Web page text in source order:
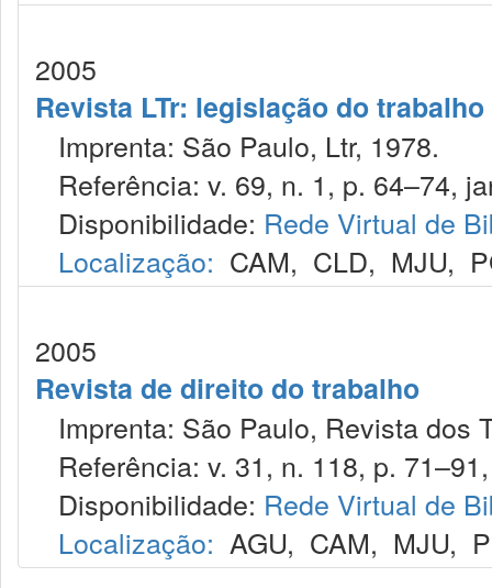
2005
Revista LTr: legislação do trabalho
Imprenta: São Paulo, Ltr, 1978.
Referência: v. 69, n. 1, p. 64–74,
Disponibilidade: Rede Virtual de
Localização: CAM, CLD, MJU,
2005
Revista de direito do trabalho
Imprenta: São Paulo, Revista dos
Referência: v. 31, n. 118, p.
Disponibilidade: Rede Virtual de
Localização: AGU, CAM, MJU,